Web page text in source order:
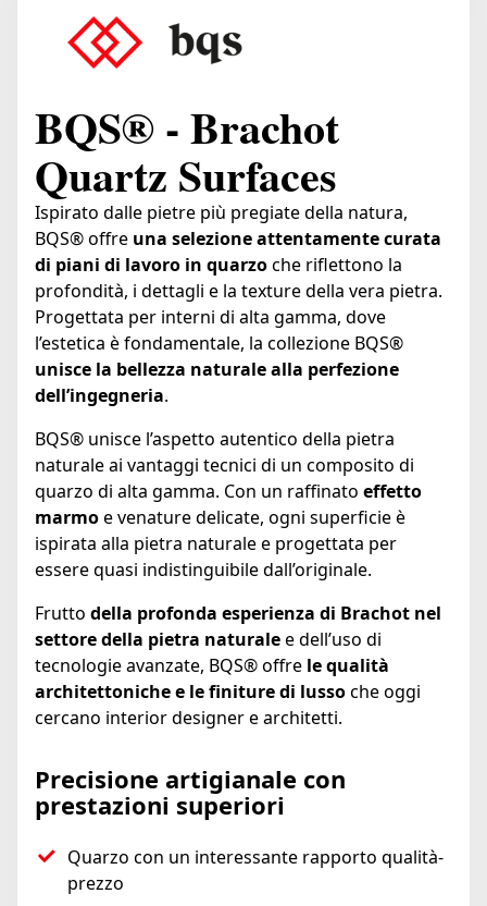
BQS® - Brachot
Quartz Surfaces
Ispirato dalle pietre più pregiate della natura,
BQS® offre una selezione attentamente curata
di piani di lavoro in quarzoche riflettono la
profondità, i dettagli e la texture della vera pietra.
Progettata per interni di alta gamma, dove
l’estetica è fondamentale, la collezione BQS®
unisce la bellezza naturale alla perfezione
dell’ingegneria.
BQS® unisce l’aspetto autentico della pietra
naturale ai vantaggi tecnici di un composito di
quarzo di alta gamma. Con un raffinato effetto
marmoe venature delicate, ogni superficie è
ispirata alla pietra naturale e progettata per
essere quasi indistinguibile dall’originale.
Frutto della profonda esperienza di Brachot nel
settore della pietra naturalee dell’uso di
tecnologie avanzate, BQS® offre le qualità
architettoniche e le finiture di lussoche oggi
cercano interior designer e architetti.
Precisione artigianale con
prestazioni superiori
Quarzo con un interessante rapporto qualità-
prezzo